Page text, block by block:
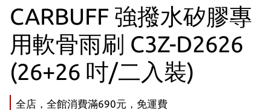
CARBUFF 強撥水矽膠專
用軟骨雨刷 C3Z-D2626
(26+26 吋/二入裝)
全店，全館消費滿690元，免運費